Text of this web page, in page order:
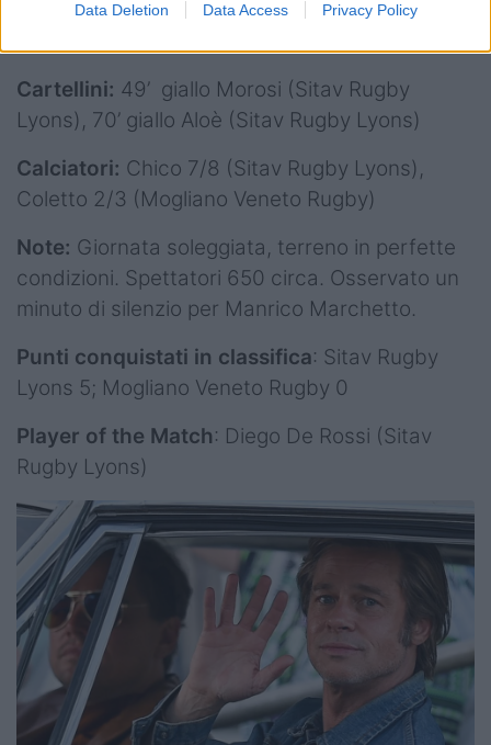
Data Deletion Data Access Privacy Policy
Cartellini: 49’ giallo Morosi (Sitav Rugby
Lyons), 70’ giallo Aloè (Sitav Rugby Lyons)
Calciatori: Chico 7/8 (Sitav Rugby Lyons),
Coletto 2/3 (Mogliano Veneto Rugby)
Note: Giornata soleggiata, terreno in perfette
condizioni. Spettatori 650 circa. Osservato un
minuto di silenzio per Manrico Marchetto.
Punti conquistati in classifica: Sitav Rugby
Lyons 5; Mogliano Veneto Rugby 0
Player of the Match: Diego De Rossi (Sitav
Rugby Lyons)